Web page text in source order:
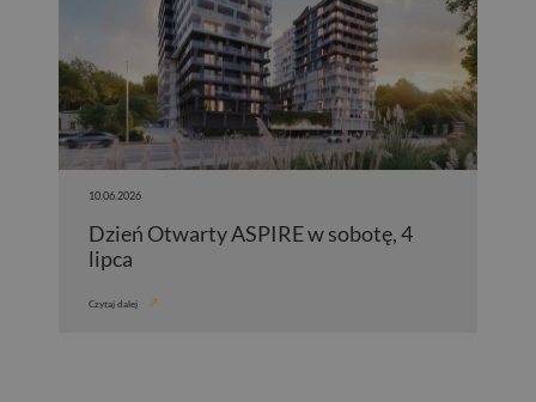
10.06.2026
Dzień Otwarty ASPIRE w sobotę, 4
lipca
Czytaj dalej